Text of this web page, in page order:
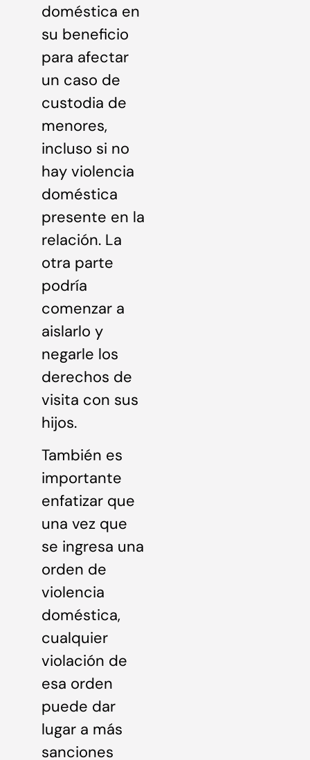
doméstica en
su beneficio
para afectar
un caso de
custodia de
menores,
incluso si no
hay violencia
doméstica
presente en la
relación. La
otra parte
podría
comenzar a
aislarlo y
negarle los
derechos de
visita con sus
hijos.
También es
importante
enfatizar que
una vez que
se ingresa una
orden de
violencia
doméstica,
cualquier
violación de
esa orden
puede dar
lugar a más
sanciones